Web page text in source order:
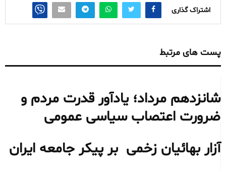
اشتراک گذاری
پست های مرتبط
شانزدهم مرداد؛ یادآور قدرت مردم و
ضرورت اعتصاب سیاسی عمومی
آزار بهائیان زخمی بر پیکر جامعه ایران